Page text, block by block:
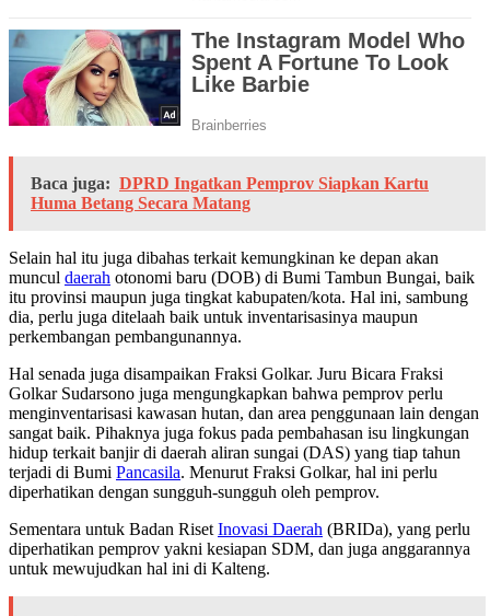
Baca juga: DPRD Ingatkan Pemprov Siapkan Kartu
Huma Betang Secara Matang
Selain hal itu juga dibahas terkait kemungkinan ke depan akan
muncul daerah otonomi baru (DOB) di Bumi Tambun Bungai, baik
itu provinsi maupun juga tingkat kabupaten/kota. Hal ini, sambung
dia, perlu juga ditelaah baik untuk inventarisasinya maupun
perkembangan pembangunannya.
Hal senada juga disampaikan Fraksi Golkar. Juru Bicara Fraksi
Golkar Sudarsono juga mengungkapkan bahwa pemprov perlu
menginventarisasi kawasan hutan, dan area penggunaan lain dengan
sangat baik. Pihaknya juga fokus pada pembahasan isu lingkungan
hidup terkait banjir di daerah aliran sungai (DAS) yang tiap tahun
terjadi di Bumi Pancasila. Menurut Fraksi Golkar, hal ini perlu
diperhatikan dengan sungguh-sungguh oleh pemprov.
Sementara untuk Badan Riset Inovasi Daerah (BRIDa), yang perlu
diperhatikan pemprov yakni kesiapan SDM, dan juga anggarannya
untuk mewujudkan hal ini di Kalteng.